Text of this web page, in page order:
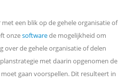
een blik op de gehele organisatie of
onzesoftwarede mogelijkheid om
over de gehele organisatie of delen
met daarin opgenomen de
gaan voorspellen. Dit resulteert in